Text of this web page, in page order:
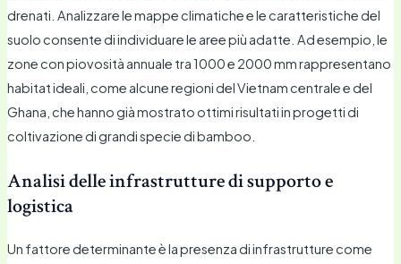
drenati. Analizzare le mappe climatiche e le caratteristiche del
suolo consente di individuare le aree più adatte. Ad esempio, le
zone con piovosità annuale tra 1000 e 2000 mm rappresentano
habitat ideali, come alcune regioni del Vietnam centrale e del
Ghana, che hanno già mostrato ottimi risultati in progetti di
coltivazione di grandi specie di bamboo.
Analisi delle infrastrutture di supporto e
logistica
Un fattore determinante è la presenza di infrastrutture come